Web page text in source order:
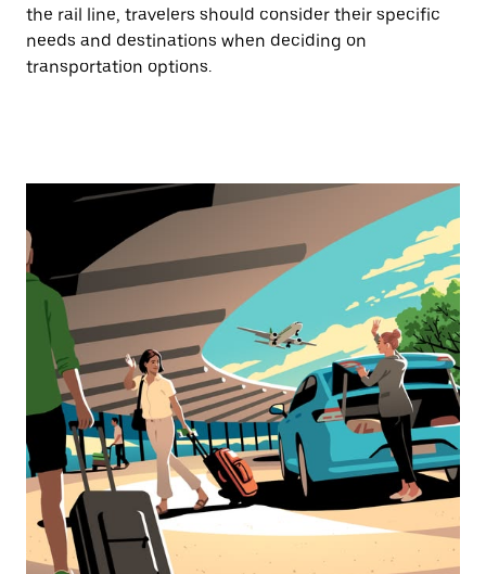
the rail line, travelers should consider their specific
needs and destinations when deciding on
transportation options.